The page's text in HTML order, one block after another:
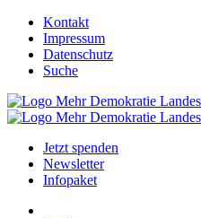
Kontakt
Impressum
Datenschutz
Suche
Jetzt spenden
Newsletter
Infopaket